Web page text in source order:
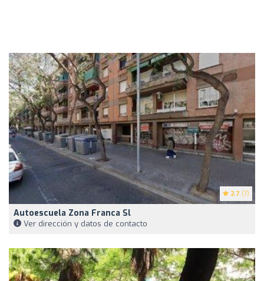
2.7 (7)
Autoescuela Zona Franca Sl
Ver dirección y datos de contacto